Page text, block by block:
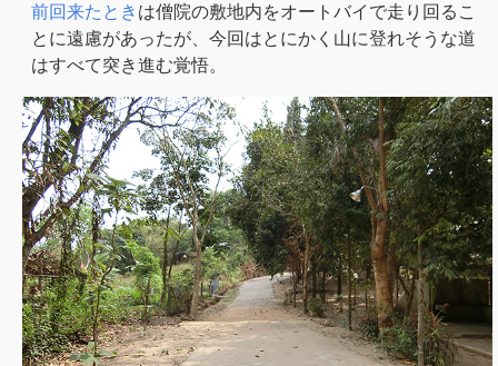
前回来たとき は僧院の敷地内をオートバイで走り回るこ
とに遠慮があったが、今回はとにかく山に登れそうな道
はすべて突き進む覚悟。